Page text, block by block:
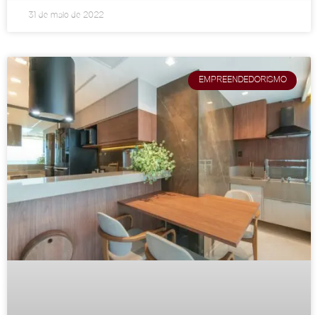
31 de maio de 2022
EMPREENDEDORISMO